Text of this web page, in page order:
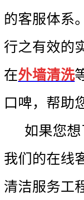
的客服体系
行之有效的
在外墙清洗
口啤，帮助
如果您想
我们的在线
清洁服务工